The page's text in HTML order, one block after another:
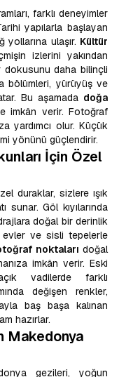
farklı deneyimler
yapılarla başlayan
ulaşır. Kültür
izlerini yakından
dokusunu daha bilinçli
bölümleri, yürüyüş ve
Bu aşamada doğa
imkân verir. Fotoğraf
yardımcı olur. Küçük
yönünü güçlendirir.
İçin Özel
duraklar, sizlere ışık
sunar. Göl kıyılarında
doğal bir derinlik
ve sisli tepelerle
noktaları doğal
imkân verir. Eski
vadilerde farklı
değişen renkler,
baş başa kalınan
hazırlar.
Makedonya
gezileri, yoğun